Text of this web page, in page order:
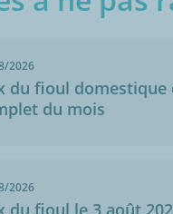
2026
du fioul domestique
du mois
2026
du fioul le 3 août